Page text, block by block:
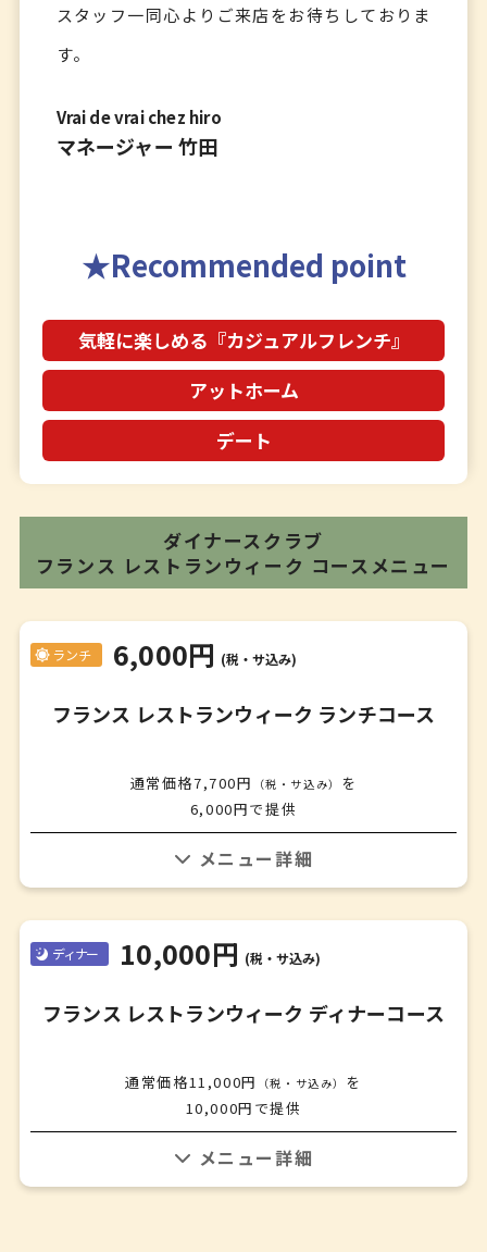
スタッフ一同心よりご来店をお待ちしておりま
す。
Vrai de vrai chez hiro
マネージャー 竹田
Recommended point
気軽に楽しめる『カジュアルフレンチ』
アットホーム
デート
ダイナースクラブ
フランス レストランウィーク コースメニュー
ランチ 6,000円 (税・サ込み)
フランス レストランウィーク ランチコース
通常価格7,700円 （税・サ込み）
を
6,000円で提供
※過去参考メニュー、詳細はお問い合わせください。
アミューズ①
✤
アミューズ②
前菜①
✤
ディナー 10,000円 (税・サ込み)
フランス レストランウィーク ディナーコース
通常価格11,000円 （税・サ込み）
を
10,000円で提供
※過去参考メニュー、詳細はお問い合わせください。